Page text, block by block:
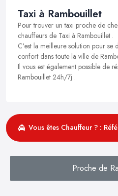
Taxi à Rambouillet
Pour trouver un taxi proche de
chauffeurs de Taxi à Rambouillet .
C’est la meilleure solution pour se
confort dans toute la ville de
Il vous est également possible de
Rambouillet 24h/7j .
Vous êtes Chauffeur ? :
Proche de